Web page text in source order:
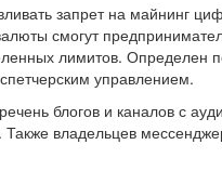
запрет на майнинг
смогут
лимитов. Определен
управлением.
блогов и каналов с
владельцев